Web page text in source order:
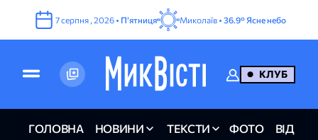
7серпня , 2026 • Пʼятниця Миколаїв • 36.9° Ясне небо
КЛУБ
ГОЛОВНА НОВИНИ ТЕКСТИ ФОТО ВІДЕО